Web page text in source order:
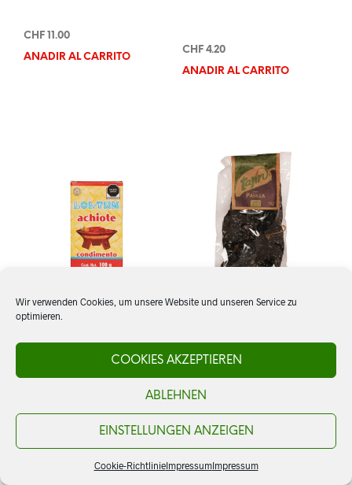
Wir verwenden Cookies, um unsere Website und unseren Service zu
optimieren.
COOKIES AKZEPTIEREN
ABLEHNEN
EINSTELLUNGEN ANZEIGEN
Cookie-RichtlinieImpressumImpressum
CHF 11.00
AÑADIR AL CARRITO
CHF4.20
AÑADIR AL CARRITO
Tun